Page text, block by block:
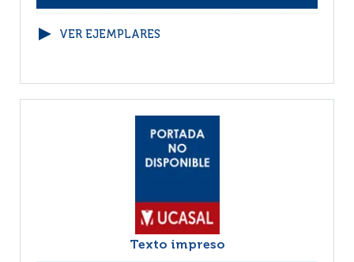
VER EJEMPLARES
Texto impreso